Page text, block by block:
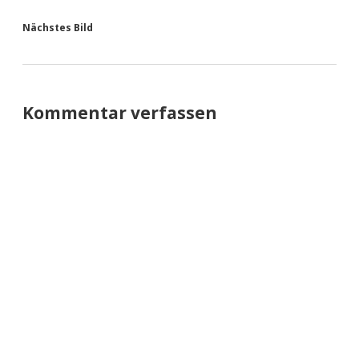
Nächstes Bild
Kommentar verfassen